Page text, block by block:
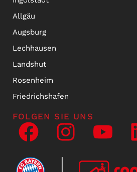
Allgäu
Augsburg
Lechhausen
Landshut
Rosenheim
Friedrichshafen
FOLGEN SIE UNS